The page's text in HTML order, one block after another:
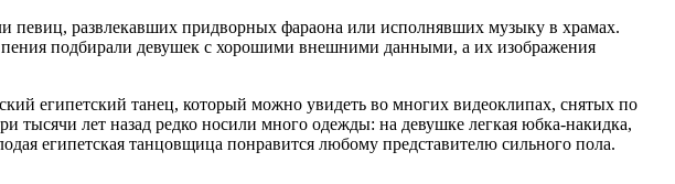
развлекавших придворных фараона или исполнявших музыку в храмах.
подбирали девушек с хорошими внешними данными, а их изображения
египетский танец, который можно увидеть во многих видеоклипах, снятых по
тысячи лет назад редко носили много одежды: на девушке легкая юбка-накидка,
египетская танцовщица понравится любому представителю сильного пола.